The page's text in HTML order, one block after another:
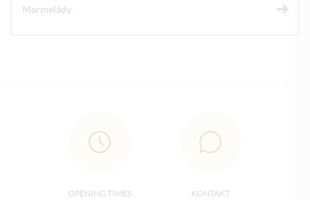
Marmelády
OPENING TIMES KONTAKT